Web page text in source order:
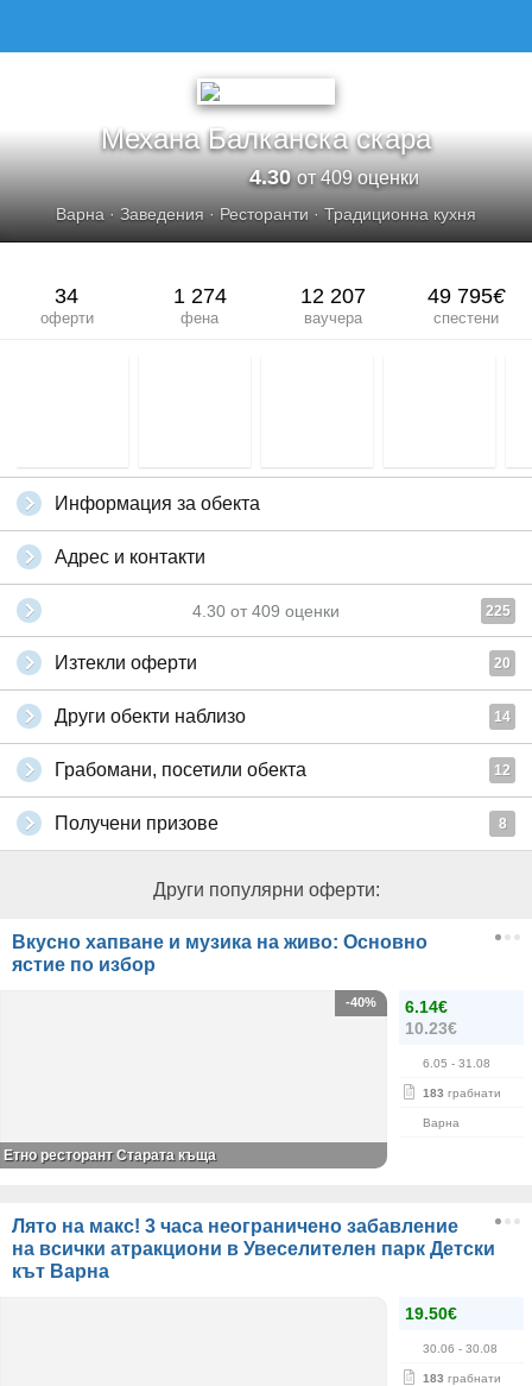
Механа Балканска скара
4.30от 409 оценки
Варна · Заведения · Ресторанти · Традиционна кухня
34
оферти
1 274
фена
12 207
ваучера
49 795€
спестени
Информация за обекта
Адрес и контакти
4.30 от 409 оценки 225
Изтекли оферти 20
Други обекти наблизо 14
Грабомани, посетили обекта 12
Получени призове 8
Други популярни оферти:
Вкусно хапване и музика на живо: Основно
ястие по избор
6.14€
10.23€
6.05 - 31.08
183 грабнати
Варна
-40%
Етно ресторант Старата къща
Лято на макс! 3 часа неограничено забавление
на всички атракциони в Увеселителен парк Детски
кът Варна
19.50€
30.06 - 30.08
183 грабнати